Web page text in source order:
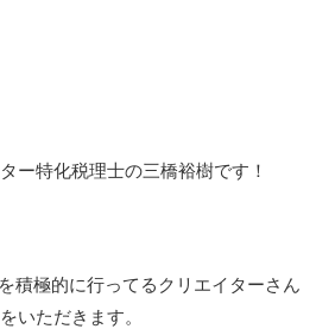
ー特化税理士の三橋裕樹です！
積極的に行ってるクリエイターさん
いただきます。